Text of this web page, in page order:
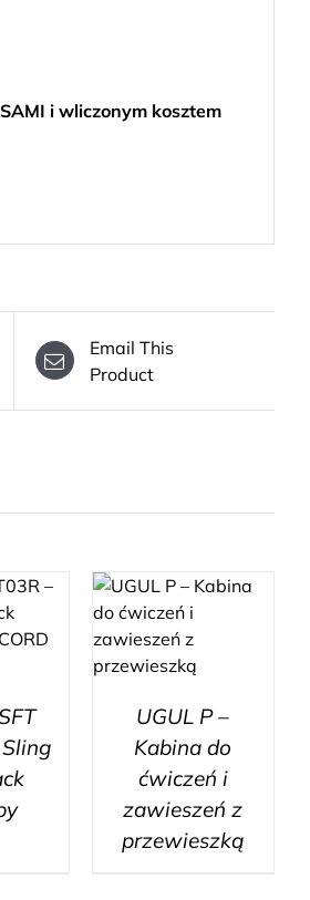
i wliczonym kosztem
Email This
Product
UGUL P –
Kabina do
ćwiczeń i
zawieszeń z
przewieszką